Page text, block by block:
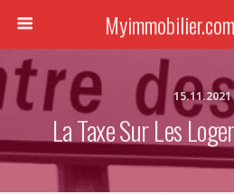
15.11.2021
La Taxe Sur Les